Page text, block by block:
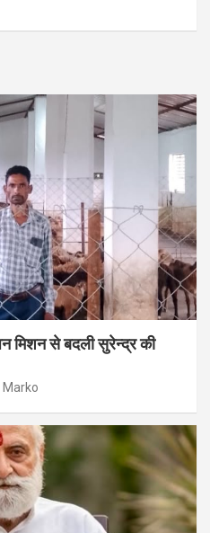
मिशन से बदली सुरेन्द्र की
Marko